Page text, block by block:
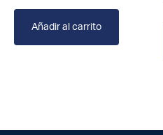
Añadir al carrito